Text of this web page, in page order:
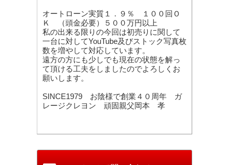
オートローン実質１．９％ １００回Ｏ
Ｋ （頭金必要）５００万円以上
私の出来る限りの今回は初売りに関して
一台に対してYouTube及びストック写真枚
数を増やして対応しています。
遠方の方にも少しでも現在の状態を解っ
て頂ける工夫をしましたのでよろしくお
願いします。
SINCE1979 お陰様で創業４０周年 ガ
レージクレヨン 頑固親父岡本 孝